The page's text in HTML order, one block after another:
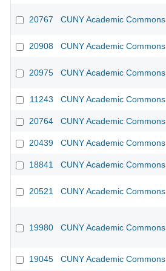
20767 CUNY Academic Commons
20908 CUNY Academic Commons
20975 CUNY Academic Commons
11243 CUNY Academic Commons
20764 CUNY Academic Commons
20439 CUNY Academic Commons
18841 CUNY Academic Commons
20521 CUNY Academic Commons
19980 CUNY Academic Commons
19045 CUNY Academic Commons